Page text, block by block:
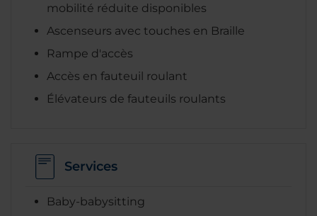
mobilité réduite disponibles
Ascenseurs avec touches en Braille
Rampe d'accès
Accès en fauteuil roulant
Élévateurs de fauteuils roulants
Services
Baby-babysitting